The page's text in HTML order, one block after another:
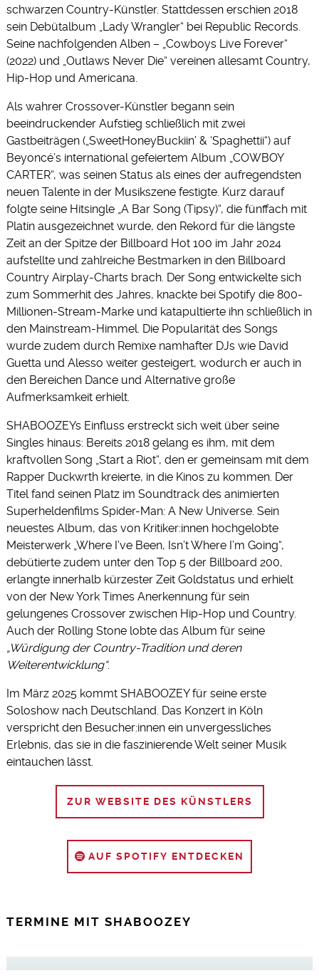
schwarzen Country-Künstler. Stattdessen erschien 2018
sein Debütalbum „Lady Wrangler“ bei Republic Records.
Seine nachfolgenden Alben – „Cowboys Live Forever“
(2022) und „Outlaws Never Die“ vereinen allesamt Country,
Hip-Hop und Americana.
Als wahrer Crossover-Künstler begann sein
beeindruckender Aufstieg schließlich mit zwei
Gastbeiträgen („SweetHoneyBuckiin’ & ‘Spaghettii“) auf
Beyoncé’s international gefeiertem Album „COWBOY
CARTER“, was seinen Status als eines der aufregendsten
neuen Talente in der Musikszene festigte. Kurz darauf
folgte seine Hitsingle „A Bar Song (Tipsy)“, die fünffach mit
Platin ausgezeichnet wurde, den Rekord für die längste
Zeit an der Spitze der Billboard Hot 100 im Jahr 2024
aufstellte und zahlreiche Bestmarken in den Billboard
Country Airplay-Charts brach. Der Song entwickelte sich
zum Sommerhit des Jahres, knackte bei Spotify die 800-
Millionen-Stream-Marke und katapultierte ihn schließlich in
den Mainstream-Himmel. Die Popularität des Songs
wurde zudem durch Remixe namhafter DJs wie David
Guetta und Alesso weiter gesteigert, wodurch er auch in
den Bereichen Dance und Alternative große
Aufmerksamkeit erhielt.
SHABOOZEYs Einfluss erstreckt sich weit über seine
Singles hinaus: Bereits 2018 gelang es ihm, mit dem
kraftvollen Song „Start a Riot“, den er gemeinsam mit dem
Rapper Duckwrth kreierte, in die Kinos zu kommen. Der
Titel fand seinen Platz im Soundtrack des animierten
Superheldenfilms Spider-Man: A New Universe. Sein
neuestes Album, das von Kritiker:innen hochgelobte
Meisterwerk „Where I’ve Been, Isn’t Where I’m Going“,
debütierte zudem unter den Top 5 der Billboard 200,
erlangte innerhalb kürzester Zeit Goldstatus und erhielt
von der New York Times Anerkennung für sein
gelungenes Crossover zwischen Hip-Hop und Country.
Auch der Rolling Stone lobte das Album für seine
„Würdigung der Country-Tradition und deren
Weiterentwicklung“.
Im März 2025 kommt SHABOOZEY für seine erste
Soloshow nach Deutschland. Das Konzert in Köln
verspricht den Besucher:innen ein unvergessliches
Erlebnis, das sie in die faszinierende Welt seiner Musik
eintauchen lässt.
ZUR WEBSITE DES KÜNSTLERS
AUF SPOTIFY ENTDECKEN
TERMINE MIT SHABOOZEY
08.03.2025